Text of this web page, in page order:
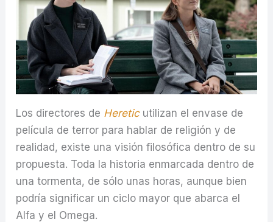
Los directores de Hereticutilizan el envase de
película de terror para hablar de religión y de
realidad, existe una visión filosófica dentro de su
propuesta. Toda la historia enmarcada dentro de
una tormenta, de sólo unas horas, aunque bien
podría significar un ciclo mayor que abarca el
Alfa y el Omega.